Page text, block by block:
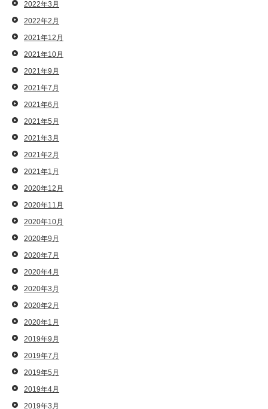
2022年3月
2022年2月
2021年12月
2021年10月
2021年9月
2021年7月
2021年6月
2021年5月
2021年3月
2021年2月
2021年1月
2020年12月
2020年11月
2020年10月
2020年9月
2020年7月
2020年4月
2020年3月
2020年2月
2020年1月
2019年9月
2019年7月
2019年5月
2019年4月
2019年3月